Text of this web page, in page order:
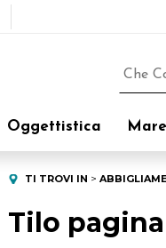
Oggettistica Mare
TI TROVI IN
Tilo pagina